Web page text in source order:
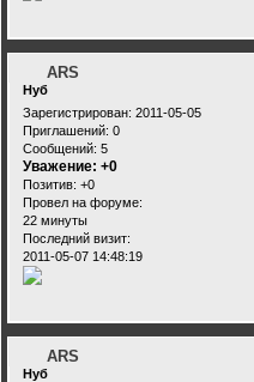
ARS
Нуб
Зарегистрирован: 2011-05-05
Приглашений: 0
Сообщений: 5
Уважение: +0
Позитив: +0
Провел на форуме:
22 минуты
Последний визит:
2011-05-07 14:48:19
ARS
Нуб